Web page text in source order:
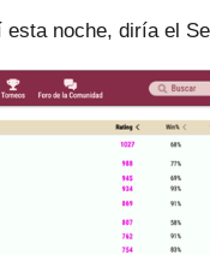
noche, diría el